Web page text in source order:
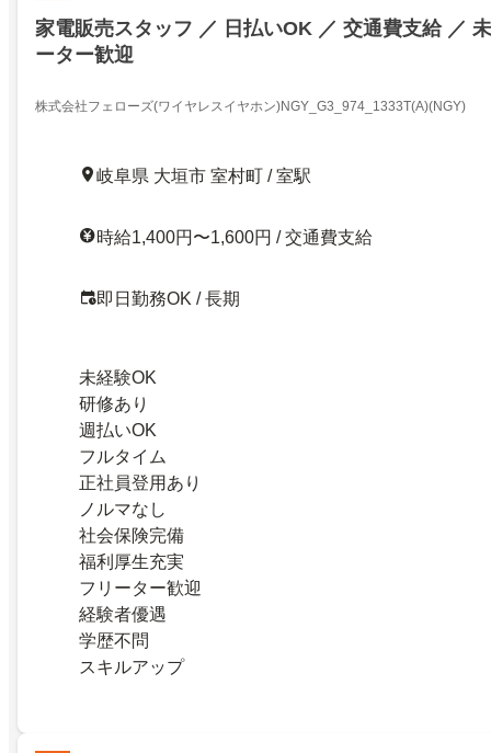
家電販売スタッフ ／ 日払いOK ／ 交通費支給 ／
ーター歓迎
株式会社フェローズ(ワイヤレスイヤホン)NGY_G3_974_1333T(A)(NGY)
岐阜県 大垣市 室村町 / 室駅
時給1,400円〜1,600円 / 交通費支給
即日勤務OK / 長期
未経験OK
研修あり
週払いOK
フルタイム
正社員登用あり
ノルマなし
社会保険完備
福利厚生充実
フリーター歓迎
経験者優遇
学歴不問
スキルアップ